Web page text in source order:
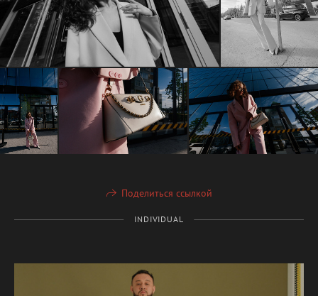
Поделиться ссылкой
INDIVIDUAL